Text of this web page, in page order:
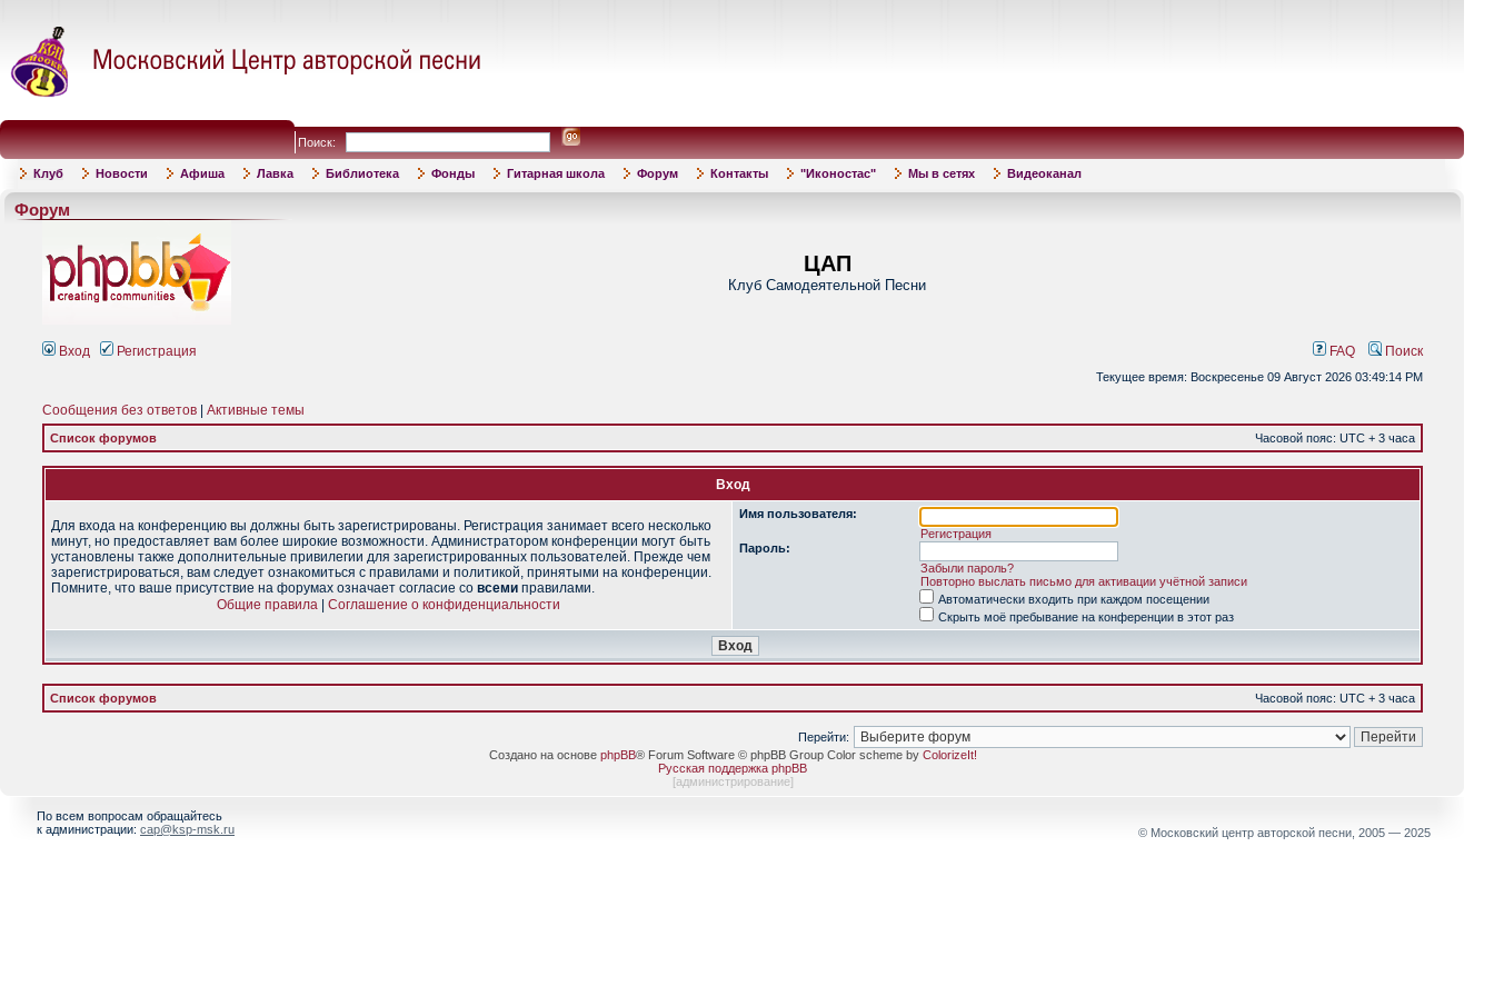
Поиск:
Клуб Новости Афиша Лавка Библиотека Фонды Гитарная школа Форум Контакты "Иконостас" Мы в сетях Видеоканал
Форум
ЦАП
Клуб Самодеятельной Песни
Вход Регистрация FAQ Поиск
Текущее время: Воскресенье 09 Август 2026 03:49:14 PM
Сообщения без ответов Активные темы
Список форумов Часовой пояс: UTC + 3 часа
Вход
Для входа на конференцию вы должны быть зарегистрированы. Регистрация занимает всего несколько
минут, но предоставляет вам более широкие возможности. Администратором конференции могут быть
установлены также дополнительные привилегии для зарегистрированных пользователей. Прежде чем
зарегистрироваться, вам следует ознакомиться с правилами и политикой, принятыми на конференции.
Помните, что ваше присутствие на форумах означает согласие со всеми правилами.
Общие правила
Соглашение о конфиденциальности
Имя пользователя:
Регистрация
Пароль:
Забыли пароль?
Повторно выслать письмо для активации учётной записи
Автоматически входить при каждом посещении
Скрыть моё пребывание на конференции в этот раз
Список форумов Часовой пояс: UTC + 3 часа
Перейти:
Создано на основе phpBB® Forum Software © phpBB Group Color scheme by ColorizeIt!
Русская поддержка phpBB
[администрирование]
По всем вопросам обращайтесь
к администрации: cap@ksp-msk.ru © Московский центр авторской песни, 2005 — 2025